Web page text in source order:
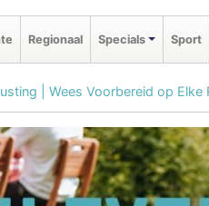
Regionaal Specials Sport
| Wees Voorbereid op Elke